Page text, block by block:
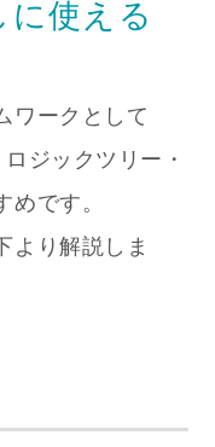
に使える
ワークとして
ジックツリー・
です。
より解説しま